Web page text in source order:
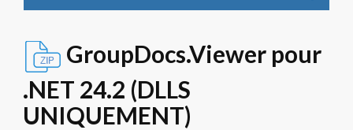
GroupDocs.Viewer pour
.NET 24.2 (DLLS
UNIQUEMENT)